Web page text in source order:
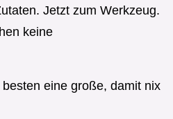
Jetzt zum Werkzeug.
keine
eine große, damit nix